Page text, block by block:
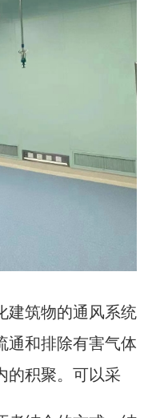
筑物的通风系统
通和排除有害气体
的积聚。可以采